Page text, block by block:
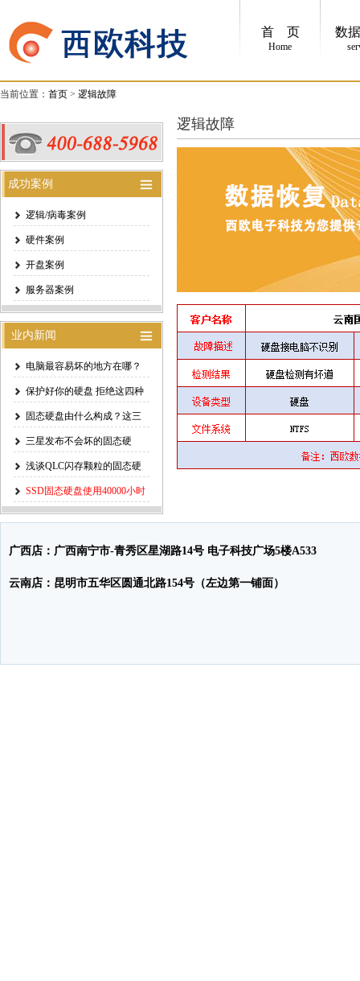
首 页
Home
数
当前位置： 首页 > 逻辑故障
成功案例
逻辑/病毒案例
硬件案例
开盘案例
服务器案例
业内新闻
电脑最容易坏的地方在哪？
Intel官方
保护好你的硬盘 拒绝这四种
错误操
固态硬盘由什么构成？这三
个部分才是
三星发布不会坏的固态硬
盘，再也不担
浅谈QLC闪存颗粒的固态硬
盘的使用
SSD固态硬盘使用40000小时
掉盘问题
逻辑故障
广西店：广西南宁市-青秀区星湖路14号 电子科技广场5楼A533
云南店：昆明市五华区圆通北路154号（左边第一铺面）